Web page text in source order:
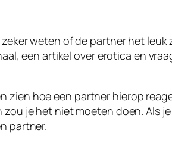
weten of de partner het leuk
een artikel over erotica en
hoe een partner hierop
je het niet moeten doen. Als
partner.